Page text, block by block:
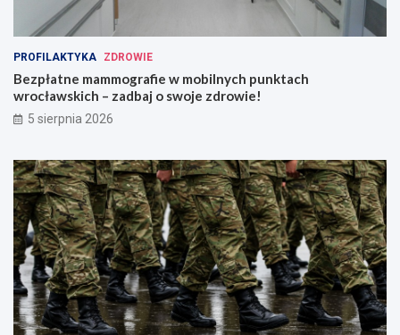
PROFILAKTYKA ZDROWIE
Bezpłatne mammografie w mobilnych punktach
wrocławskich – zadbaj o swoje zdrowie!
5 sierpnia 2026